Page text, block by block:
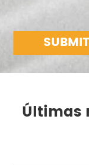
SUBMIT
Últimas